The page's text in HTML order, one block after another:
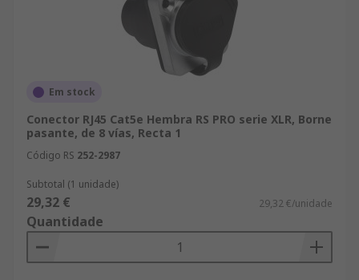
Em stock
Conector RJ45 Cat5e Hembra RS PRO serie XLR, Borne
pasante, de 8 vías, Recta 1
Código RS 252-2987
Subtotal (1 unidade)
29,32 € 29,32 €/unidade
Quantidade